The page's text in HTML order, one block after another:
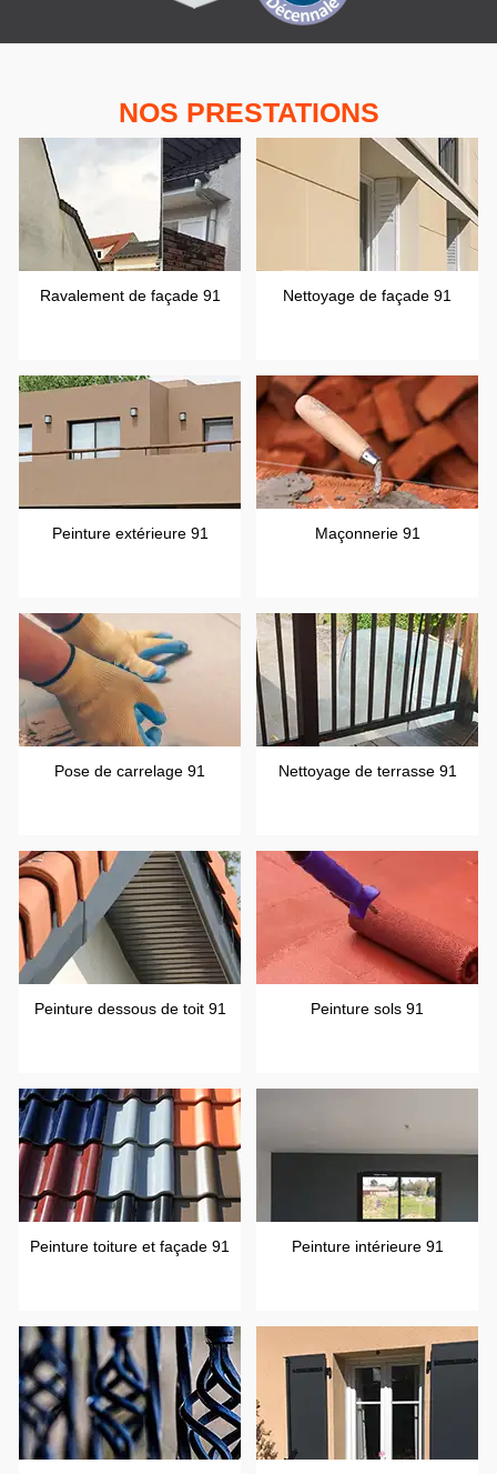
NOS PRESTATIONS
Ravalement de façade 91 Nettoyage de façade 91
Peinture extérieure 91 Maçonnerie 91
Pose de carrelage 91 Nettoyage de terrasse 91
Peinture dessous de toit 91 Peinture sols 91
Peinture toiture et façade 91 Peinture intérieure 91